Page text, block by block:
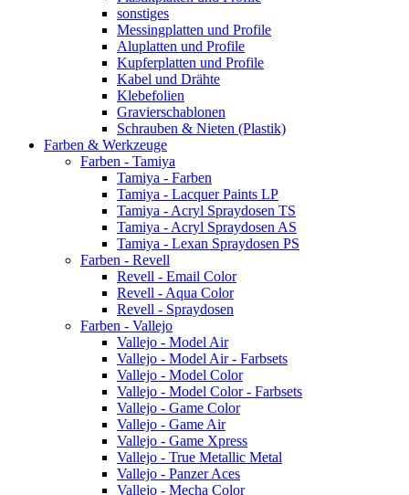
sonstiges
Messingplatten und Profile
Aluplatten und Profile
Kupferplatten und Profile
Kabel und Drähte
Klebefolien
Gravierschablonen
Schrauben & Nieten (Plastik)
Farben & Werkzeuge
Farben - Tamiya
Tamiya - Farben
Tamiya - Lacquer Paints LP
Tamiya - Acryl Spraydosen TS
Tamiya - Acryl Spraydosen AS
Tamiya - Lexan Spraydosen PS
Farben - Revell
Revell - Email Color
Revell - Aqua Color
Revell - Spraydosen
Farben - Vallejo
Vallejo - Model Air
Vallejo - Model Air - Farbsets
Vallejo - Model Color
Vallejo - Model Color - Farbsets
Vallejo - Game Color
Vallejo - Game Air
Vallejo - Game Xpress
Vallejo - True Metallic Metal
Vallejo - Panzer Aces
Vallejo - Mecha Color